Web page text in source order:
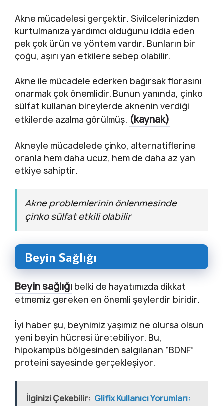
Akne mücadelesi gerçektir. Sivilcelerinizden
kurtulmanıza yardımcı olduğunu iddia eden
pek çok ürün ve yöntem vardır. Bunların bir
çoğu, aşırı yan etkilere sebep olabilir.
Akne ile mücadele ederken bağırsak florasını
onarmak çok önemlidir. Bunun yanında, çinko
sülfat kullanan bireylerde aknenin verdiği
etkilerde azalma görülmüş. (kaynak)
Akneyle mücadelede çinko, alternatiflerine
oranla hem daha ucuz, hem de daha az yan
etkiye sahiptir.
Akne problemlerinin önlenmesinde
çinko sülfat etkili olabilir
Beyin Sağlığı
Beyin sağlığı belki de hayatımızda dikkat
etmemiz gereken en önemli şeylerdir biridir.
İyi haber şu, beynimiz yaşımız ne olursa olsun
yeni beyin hücresi üretebiliyor. Bu,
hipokampüs bölgesinden salgılanan “BDNF”
proteini sayesinde gerçekleşiyor.
İlginizi Çekebilir: Glifix Kullanıcı Yorumları: